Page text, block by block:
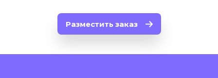
Разместить заказ